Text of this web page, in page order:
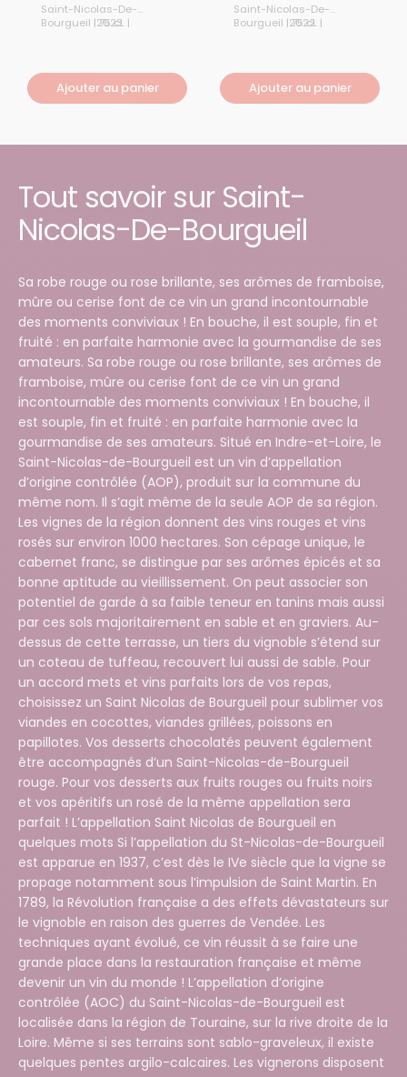
Saint-Nicolas-De-
Bourgueil | 75 cL |
2023
Ajouter au panier
Saint-Nicolas-De-
Bourgueil | 75 cL |
2022
Ajouter au panier
Tout savoir sur Saint-
Nicolas-De-Bourgueil
Sa robe rouge ou rose brillante, ses arômes de framboise,
mûre ou cerise font de ce vin un grand incontournable
des moments conviviaux ! En bouche, il est souple, fin et
fruité : en parfaite harmonie avec la gourmandise de ses
amateurs. Sa robe rouge ou rose brillante, ses arômes de
framboise, mûre ou cerise font de ce vin un grand
incontournable des moments conviviaux ! En bouche, il
est souple, fin et fruité : en parfaite harmonie avec la
gourmandise de ses amateurs. Situé en Indre-et-Loire, le
Saint-Nicolas-de-Bourgueil est un vin d’appellation
d’origine contrôlée (AOP), produit sur la commune du
même nom. Il s’agit même de la seule AOP de sa région.
Les vignes de la région donnent des vins rouges et vins
rosés sur environ 1000 hectares. Son cépage unique, le
cabernet franc, se distingue par ses arômes épicés et sa
bonne aptitude au vieillissement. On peut associer son
potentiel de garde à sa faible teneur en tanins mais aussi
par ces sols majoritairement en sable et en graviers. Au-
dessus de cette terrasse, un tiers du vignoble s’étend sur
un coteau de tuffeau, recouvert lui aussi de sable. Pour
un accord mets et vins parfaits lors de vos repas,
choisissez un Saint Nicolas de Bourgueil pour sublimer vos
viandes en cocottes, viandes grillées, poissons en
papillotes. Vos desserts chocolatés peuvent également
être accompagnés d’un Saint-Nicolas-de-Bourgueil
rouge. Pour vos desserts aux fruits rouges ou fruits noirs
et vos apéritifs un rosé de la même appellation sera
parfait ! L’appellation Saint Nicolas de Bourgueil en
quelques mots Si l’appellation du St-Nicolas-de-Bourgueil
est apparue en 1937, c’est dès le IVe siècle que la vigne se
propage notamment sous l’impulsion de Saint Martin. En
1789, la Révolution française a des effets dévastateurs sur
le vignoble en raison des guerres de Vendée. Les
techniques ayant évolué, ce vin réussit à se faire une
grande place dans la restauration française et même
devenir un vin du monde ! L’appellation d’origine
contrôlée (AOC) du Saint-Nicolas-de-Bourgueil est
localisée dans la région de Touraine, sur la rive droite de la
Loire. Même si ses terrains sont sablo-graveleux, il existe
quelques pentes argilo-calcaires. Les vignerons disposent